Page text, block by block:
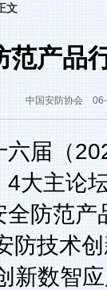
文
范产品
中国安防协会
（
4大主论
防范产
防技术
新数智